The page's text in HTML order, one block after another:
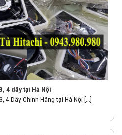
4 dây tại Hà Nội
4 Dây Chính Hãng tại Hà Nội [...]